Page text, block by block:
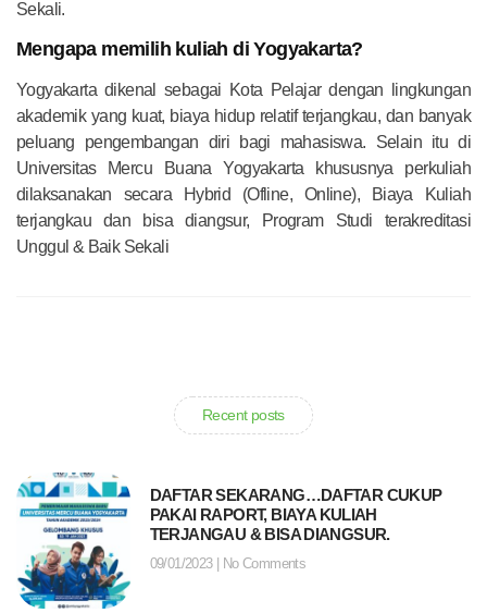
Sekali.
Mengapa memilih kuliah di Yogyakarta?
Yogyakarta dikenal sebagai Kota Pelajar dengan lingkungan
akademik yang kuat, biaya hidup relatif terjangkau, dan banyak
peluang pengembangan diri bagi mahasiswa. Selain itu di
Universitas Mercu Buana Yogyakarta khususnya perkuliah
dilaksanakan secara Hybrid (Ofline, Online), Biaya Kuliah
terjangkau dan bisa diangsur, Program Studi terakreditasi
Unggul & Baik Sekali
Recent posts
DAFTAR SEKARANG…DAFTAR CUKUP
PAKAI RAPORT, BIAYA KULIAH
TERJANGAU & BISA DIANGSUR.
09/01/2023 No Comments